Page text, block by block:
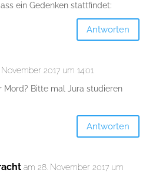
ein Gedenken stattfindet:
Antworten
November 2017 um 14:01
Mord? Bitte mal Jura studieren
Antworten
am 28. November 2017 um